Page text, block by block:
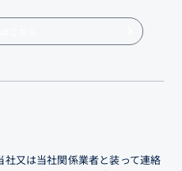
又は当社関係業者と装って連絡